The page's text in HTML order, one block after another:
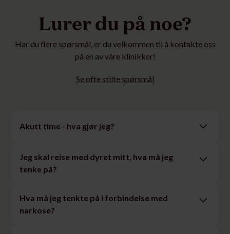
Lurer du på noe?
Har du flere spørsmål, er du velkommen til å kontakte oss
på en av våre klinikker!
Se ofte stilte spørsmål
Akutt time - hva gjør jeg?
ledige time online. Finner du ikke en time med én gang,
anbefaler vi alltid at du ringer oss – vi prioriterer å
Jeg skal reise med dyret mitt, hva må jeg
tenke på?
dere skal til. Vi anbefaler å bruke mattilsynets
reiseveileder. Eier er selv ansvarlig for å følge
Hva må jeg tenkte på i forbindelse med
narkose?